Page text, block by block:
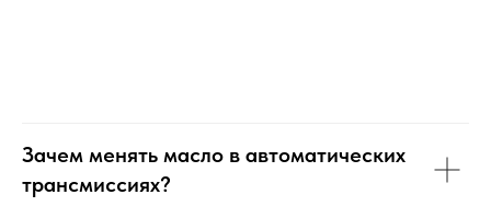
Зачем менять масло в автоматических
трансмиссиях?